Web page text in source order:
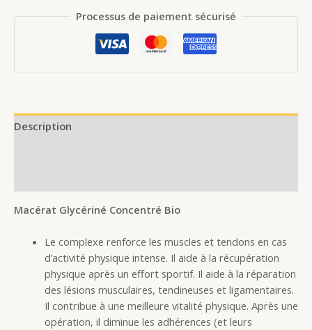
Processus de paiement sécurisé
Description
Macérat Glycériné Concentré Bio
Le complexe renforce les muscles et tendons en cas
d’activité physique intense. Il aide à la récupération
physique après un effort sportif. Il aide à la réparation
des lésions musculaires, tendineuses et ligamentaires.
Il contribue à une meilleure vitalité physique. Après une
opération, il diminue les adhérences (et leurs